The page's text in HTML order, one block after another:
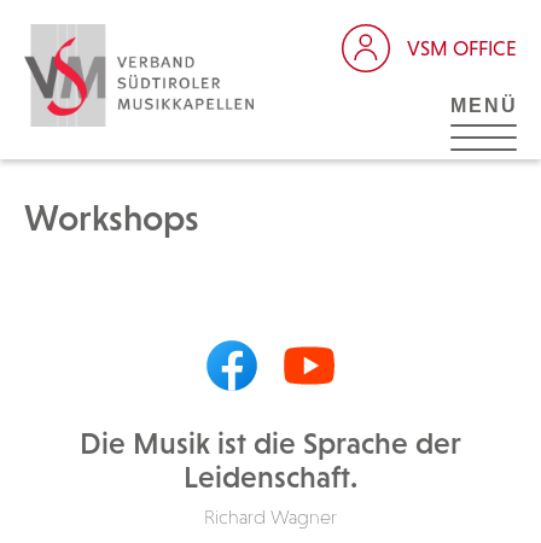
VSM OFFICE
MENÜ
Workshops
Die Musik ist die Sprache der
Leidenschaft.
Richard Wagner